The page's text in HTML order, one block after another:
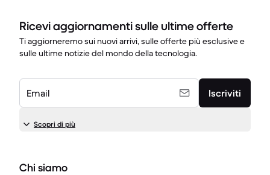
Ricevi aggiornamenti sulle ultime offerte
Ti aggiorneremo sui nuovi arrivi, sulle offerte più esclusive e
sulle ultime notizie del mondo della tecnologia.
Email Iscriviti
Scopri di più
Chi siamo